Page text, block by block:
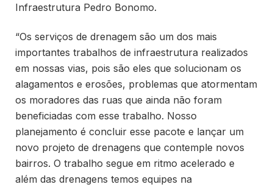
Infraestrutura Pedro Bonomo.
“Os serviços de drenagem são um dos mais
importantes trabalhos de infraestrutura realizados
em nossas vias, pois são eles que solucionam os
alagamentos e erosões, problemas que atormentam
os moradores das ruas que ainda não foram
beneficiadas com esse trabalho. Nosso
planejamento é concluir esse pacote e lançar um
novo projeto de drenagens que contemple novos
bairros. O trabalho segue em ritmo acelerado e
além das drenagens temos equipes na